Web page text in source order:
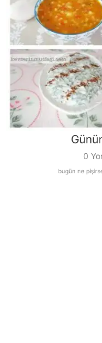
0
bugün ne